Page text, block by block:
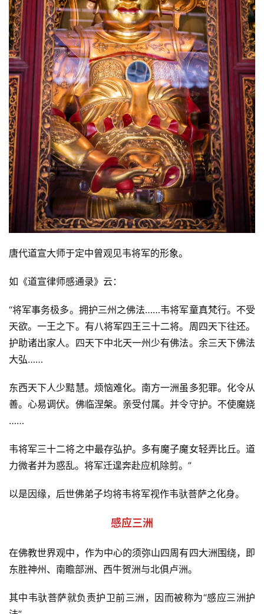
唐代道宣大师于定中曾观见韦将军的形象。
如《道宣律师感通录》云：
“将军事务极多。拥护三州之佛法……韦将军童真梵行。不受
天欲。一王之下。有八将军四王三十二将。周四天下往还。
护助诸出家人。四天下中北天一州少有佛法。余三天下佛法
大弘……
东西天下人少黠慧。烦恼难化。南方一洲虽多犯罪。化令从
善。心易调伏。佛临涅槃。亲受付属。并令守护。不使魔娆
……
韦将军三十二将之中最存弘护。多有魔子魔女轻弄比丘。道
力微者并为惑乱。将军迁遑奔赴应机除剪。”
以是因缘，后世佛弟子均将韦将军视作韦驮菩萨之化身。
感应三洲
在佛教世界观中，作为中心的须弥山四周有四大洲围绕，即
东胜神州、南瞻部洲、西牛贺洲与北俱卢洲。
其中韦驮菩萨就负责护卫前三洲，因而被称为“感应三洲护